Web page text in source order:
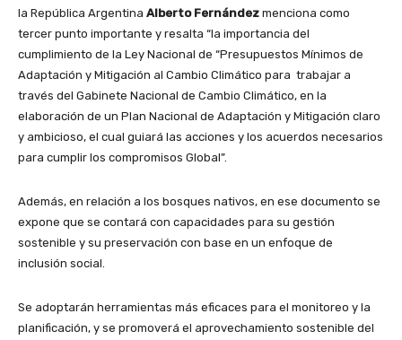
la República Argentina Alberto Fernández menciona como
tercer punto importante y resalta “la importancia del
cumplimiento de la Ley Nacional de “Presupuestos Mínimos de
Adaptación y Mitigación al Cambio Climático para trabajar a
través del Gabinete Nacional de Cambio Climático, en la
elaboración de un Plan Nacional de Adaptación y Mitigación claro
y ambicioso, el cual guiará las acciones y los acuerdos necesarios
para cumplir los compromisos Global”.
Además, en relación a los bosques nativos, en ese documento se
expone que se contará con capacidades para su gestión
sostenible y su preservación con base en un enfoque de
inclusión social.
Se adoptarán herramientas más eficaces para el monitoreo y la
planificación, y se promoverá el aprovechamiento sostenible del